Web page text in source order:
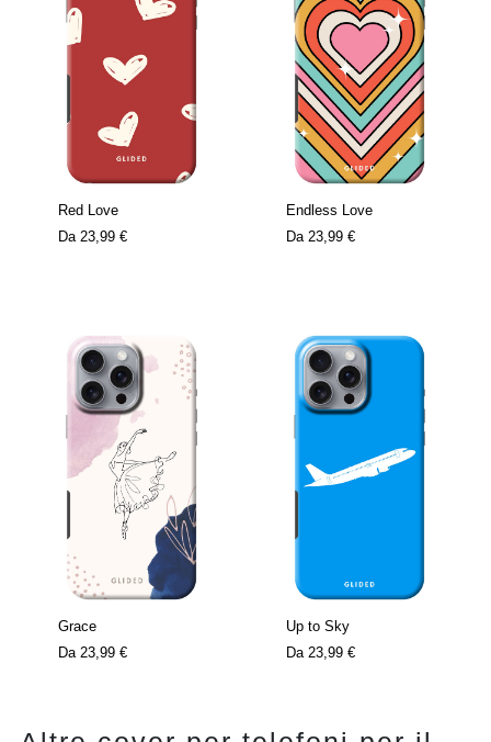
Red Love
Da 23,99 €
Endless Love
Da 23,99 €
Grace
Da 23,99 €
Up to Sky
Da 23,99 €